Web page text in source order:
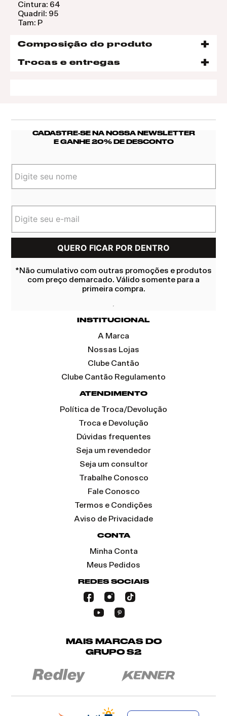
Cintura: 64
Quadril: 95
Tam: P
Composição do produto
Trocas e entregas
CADASTRE-SE NA NOSSA NEWSLETTER
E GANHE 20% DE DESCONTO
*Não cumulativo com outras promoções e produtos
com preço demarcado. Válido somente para a
primeira compra.
INSTITUCIONAL
A Marca
Nossas Lojas
Clube Cantão
Clube Cantão Regulamento
ATENDIMENTO
Política de Troca/Devolução
Troca e Devolução
Dúvidas frequentes
Seja um revendedor
Seja um consultor
Trabalhe Conosco
Fale Conosco
Termos e Condições
Aviso de Privacidade
CONTA
Minha Conta
Meus Pedidos
REDES SOCIAIS
MAIS MARCAS DO
GRUPO S2